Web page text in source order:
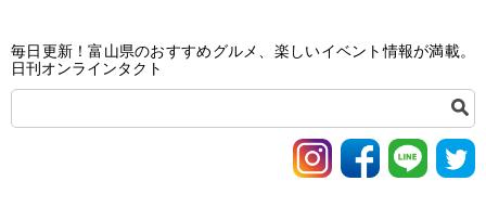
毎日更新！富山県のおすすめグルメ、楽しいイベント情報が満載。
日刊オンラインタクト